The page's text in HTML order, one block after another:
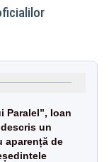
Paralel”, Ioan
un
aparență de